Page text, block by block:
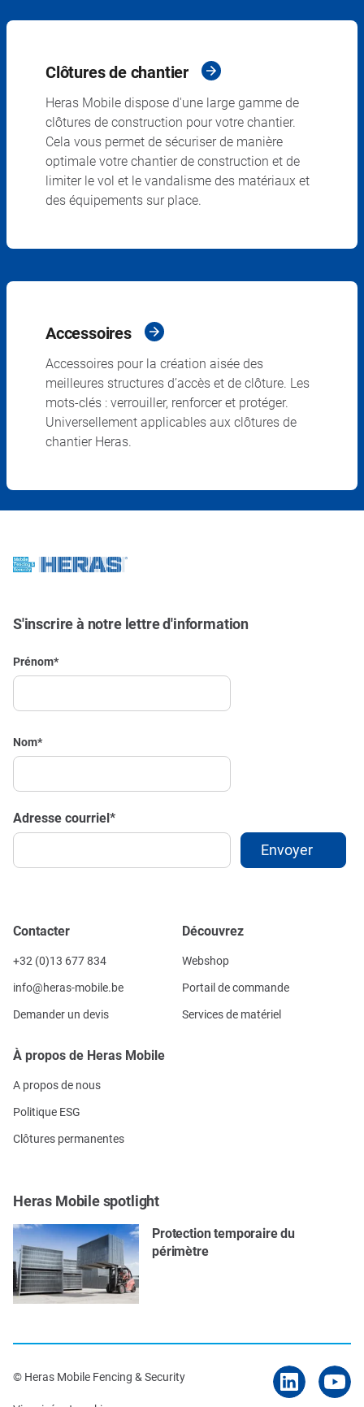
Clôtures de chantier
Heras Mobile dispose d'une large gamme de
clôtures de construction pour votre chantier.
Cela vous permet de sécuriser de manière
optimale votre chantier de construction et de
limiter le vol et le vandalisme des matériaux et
des équipements sur place.
Accessoires
Accessoires pour la création aisée des
meilleures structures d’accès et de clôture. Les
mots-clés : verrouiller, renforcer et protéger.
Universellement applicables aux clôtures de
chantier Heras.
S'inscrire à notre lettre d'information
Prénom*
Nom*
Adresse courriel*
Contacter
+32 (0)13 677 834
info@heras-mobile.be
Demander un devis
Découvrez
Webshop
Portail de commande
Services de matériel
À propos de Heras Mobile
A propos de nous
Politique ESG
Clôtures permanentes
Heras Mobile spotlight
Protection temporaire du
périmètre
© Heras Mobile Fencing & Security